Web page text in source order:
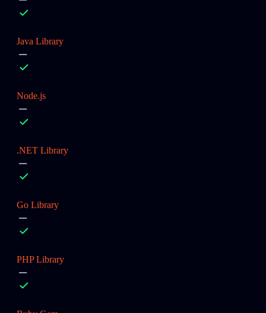
Java Library
Node.js
.NET Library
Go Library
PHP Library